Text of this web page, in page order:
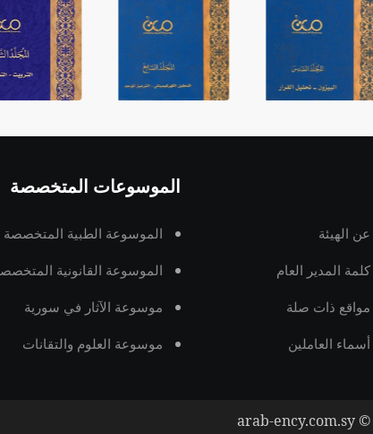
عن الهيئة
كلمة المدير العام
مواقع ذات صلة
أسماء العاملين
الموسوعات المتخصصة
الموسوعة الطبية المتخصصة
الموسوعة القانونية
موسوعة الآثار في سورية
موسوعة العلوم والتقانات
arab-ency.com.sy